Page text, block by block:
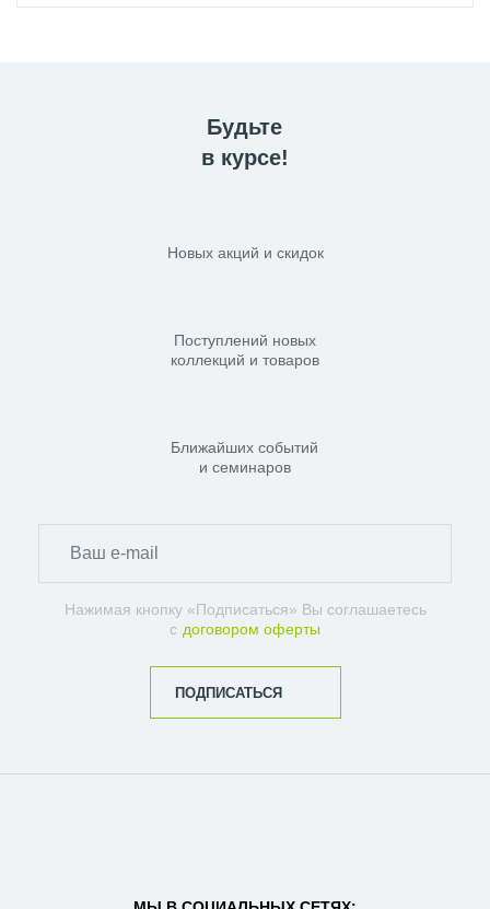
Будьте
в курсе!
Новых акций и скидок
Поступлений новых
коллекций и товаров
Ближайших событий
и семинаров
Нажимая кнопку «Подписаться» Вы соглашаетесь
с договором оферты
ПОДПИСАТЬСЯ